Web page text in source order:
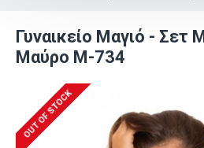
Γυναικείο Μαγιό - Σετ
Μαύρο M-734
OUT OF STOCK